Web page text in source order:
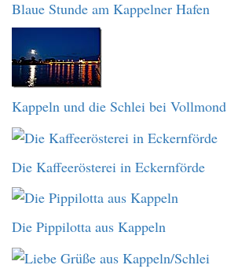
Blaue Stunde am Kappelner Hafen
Kappeln und die Schlei bei Vollmond
Die Kaffeerösterei in Eckernförde
Die Pippilotta aus Kappeln